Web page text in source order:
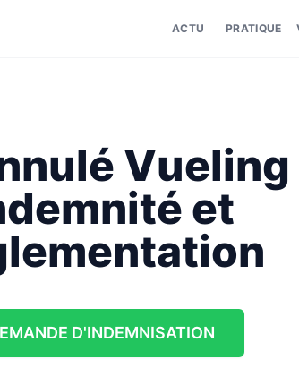
ACTU PRATIQUE
Vueling
et
D'INDEMNISATION